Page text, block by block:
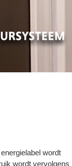
wordt
wordt vervolgens